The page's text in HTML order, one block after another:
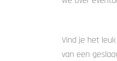
Vind je het
van een